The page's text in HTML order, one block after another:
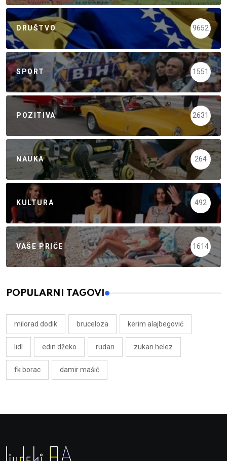
DRUŠTVO 9652
SPORT 1551
POZITIVA 2631
NAUKA 264
KULTURA 492
VAŠE PRIČE 1614
POPULARNI TAGOVI
milorad dodik bruceloza kerim alajbegović
lidl edin džeko rudari zukan helez
fk borac damir mašić